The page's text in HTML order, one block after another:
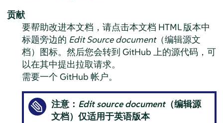
贡献
要帮助改进本文档，请点击本文档 HTML 版本中
标题旁边的 Edit Source document（编辑源文
档）图标。然后您会转到 GitHub 上的源代码，可
以在其中提出拉取请求。
需要一个 GitHub 帐户。
注意： Edit source document（编辑源
文档）仅适用于英语版本